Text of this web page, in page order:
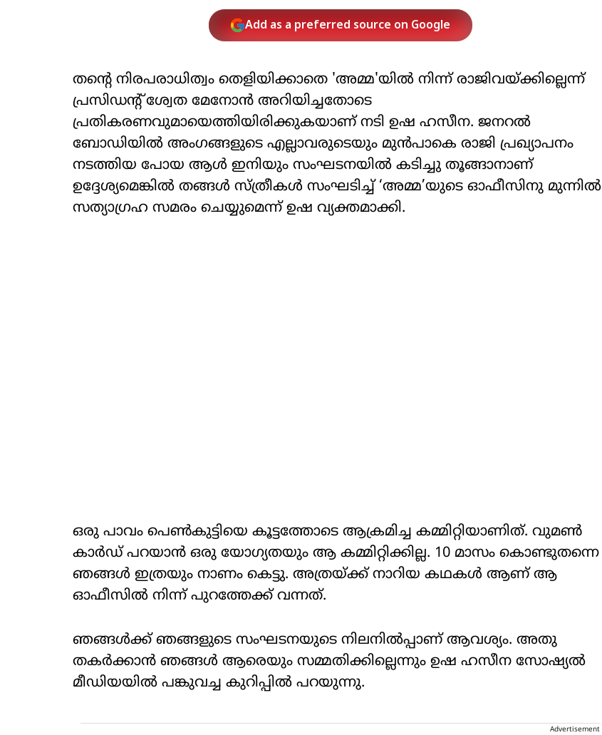
Add as a preferred source on Google
തന്റെ നിരപരാധിത്വം തെളിയിക്കാതെ 'അമ്മ'യിൽ നിന്ന് രാജിവയ്ക്കില്ലെന്ന്
പ്രസിഡന്റ് ശ്വേത മേനോൻ അറിയിച്ചതോടെ
പ്രതികരണവുമായെത്തിയിരിക്കുകയാണ് നടി ഉഷ ഹസീന. ജനറൽ
ബോഡിയിൽ അംഗങ്ങളുടെ എല്ലാവരുടെയും മുൻപാകെ രാജി പ്രഖ്യാപനം
നടത്തിയ പോയ ആൾ ഇനിയും സംഘടനയിൽ കടിച്ചു തൂങ്ങാനാണ്
ഉദ്ദേശ്യമെങ്കിൽ തങ്ങൾ സ്ത്രീകൾ സംഘടിച്ച് ‘അമ്മ’യുടെ ഓഫീസിനു മുന്നിൽ
സത്യാഗ്രഹ സമരം ചെയ്യുമെന്ന് ഉഷ വ്യക്തമാക്കി.
ഒരു പാവം പെൺകുട്ടിയെ കൂട്ടത്തോടെ ആക്രമിച്ച കമ്മിറ്റിയാണിത്. വുമൺ
കാർഡ് പറയാൻ ഒരു യോഗ്യതയും ആ കമ്മിറ്റിക്കില്ല. 10 മാസം കൊണ്ടുതന്നെ
ഞങ്ങൾ ഇത്രയും നാണം കെട്ടു. അത്രയ്ക്ക് നാറിയ കഥകൾ ആണ് ആ
ഓഫീസിൽ നിന്ന് പുറത്തേക്ക് വന്നത്.
ഞങ്ങൾക്ക് ഞങ്ങളുടെ സംഘടനയുടെ നിലനിൽപ്പാണ് ആവശ്യം. അതു
തകർക്കാൻ ഞങ്ങൾ ആരെയും സമ്മതിക്കില്ലെന്നും ഉഷ ഹസീന സോഷ്യൽ
മീഡിയയിൽ പങ്കുവച്ച കുറിപ്പിൽ പറയുന്നു.
Advertisement